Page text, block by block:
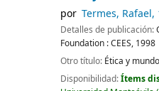
por Termes, Rafael,
Detalles de publicación:
Foundation : CEES, 1998
Otro título: Ética y
Disponibilidad:Ítems